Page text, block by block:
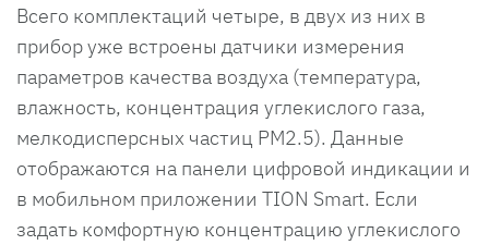
Всего комплектаций четыре, в двух из них в
прибор уже встроены датчики измерения
параметров качества воздуха (температура,
влажность, концентрация углекислого газа,
мелкодисперсных частиц PM2.5). Данные
отображаются на панели цифровой индикации и
в мобильном приложении TION Smart. Если
задать комфортную концентрацию углекислого